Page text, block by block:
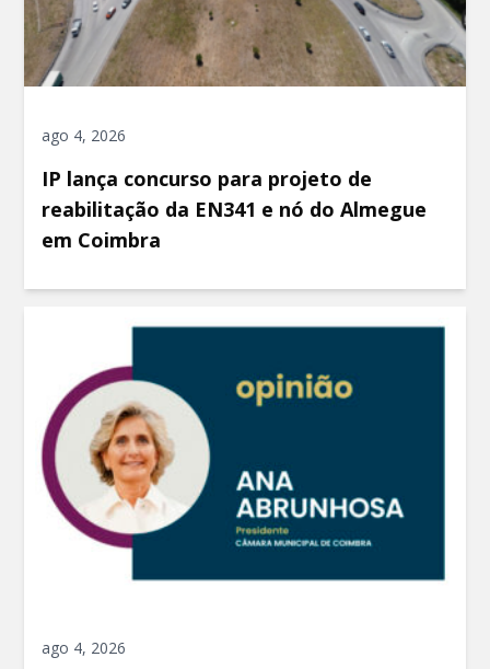
ago 4, 2026
IP lança concurso para projeto de
reabilitação da EN341 e nó do Almegue
em Coimbra
ago 4, 2026